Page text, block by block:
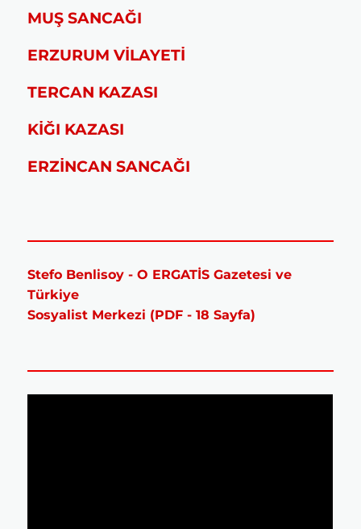
MUŞ SANCAĞI
ERZURUM VİLAYETİ
TERCAN KAZASI
KİĞI KAZASI
ERZİNCAN SANCAĞI
Stefo Benlisoy - O ERGATİS Gazetesi ve
Türkiye
Sosyalist Merkezi (PDF - 18 Sayfa)